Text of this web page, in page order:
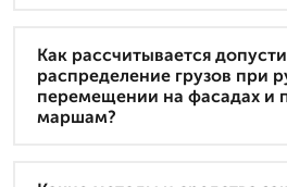
Как рассчитывается
распределение грузов при
перемещении на фасадах и
маршам?